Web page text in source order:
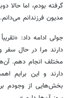
گرفته بودم، اما حالا
مدیون فرزندانم
دارند مرا در حال سفر
مختلف انجام دهم.
دارند و این برایم
بخش‌هایی از وجودم